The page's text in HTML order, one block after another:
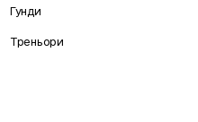
Гунди
Треньори